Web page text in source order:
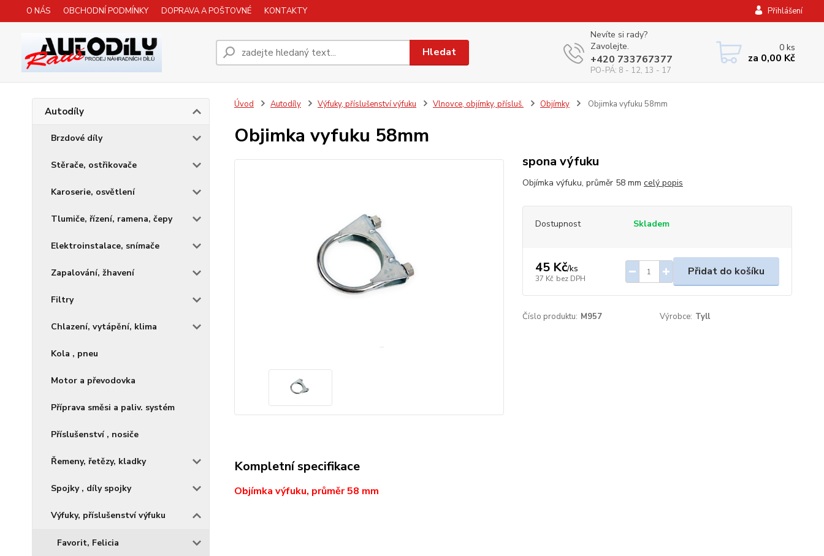
O NÁS OBCHODNÍ PODMÍNKY DOPRAVA A POŠTOVNÉ KONTAKTY Přihlášení
Hledat
Nevíte si rady?
Zavolejte.
+420 733767377
PO-PÁ: 8 - 12, 13 - 17
0 ks
za 0,00 Kč
Autodíly
Brzdové díly
Stěrače, ostřikovače
Karoserie, osvětlení
Tlumiče, řízení, ramena, čepy
Elektroinstalace, snímače
Zapalování, žhavení
Filtry
Chlazení, vytápění, klima
Kola , pneu
Motor a převodovka
Příprava směsi a paliv. systém
Příslušenství , nosiče
Řemeny, řetězy, kladky
Spojky , díly spojky
Výfuky, příslušenství výfuku
Favorit, Felicia
Úvod Autodíly Výfuky, příslušenství výfuku Vlnovce, objímky, přísluš. Objímky Objimka vyfuku 58mm
Objimka vyfuku 58mm
spona výfuku
Objímka výfuku, průměr 58 mm celý popis
Dostupnost Skladem
45 Kč/ks
37 Kč bez DPH
Přidat do košíku
Číslo produktu: M957 Výrobce: Tyll
Kompletní specifikace
Objímka výfuku, průměr 58 mm